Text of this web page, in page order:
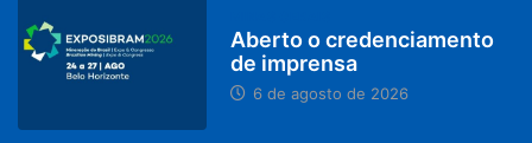
Aberto o credenciamento
de imprensa
6 de agosto de 2026